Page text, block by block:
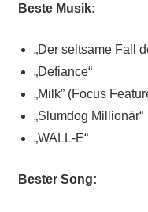
Beste Musik:
„Der seltsame Fall
„Defiance“
„Milk” (Focus
„Slumdog Millionär“
„WALL-E“
Bester Song: